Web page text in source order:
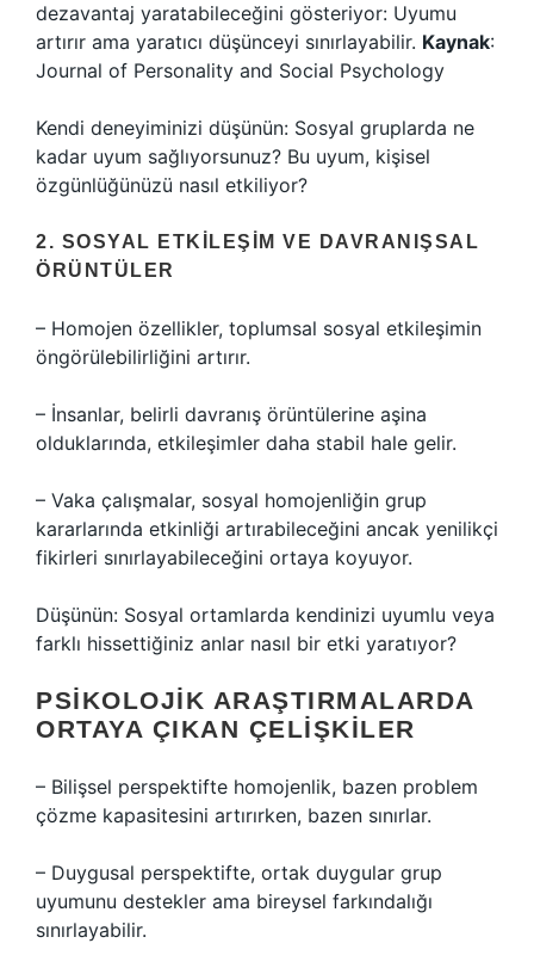
dezavantaj yaratabileceğini gösteriyor: Uyumu
artırır ama yaratıcı düşünceyi sınırlayabilir. Kaynak:
Journal of Personality and Social Psychology
Kendi deneyiminizi düşünün: Sosyal gruplarda ne
kadar uyum sağlıyorsunuz? Bu uyum, kişisel
özgünlüğünüzü nasıl etkiliyor?
2. SOSYAL ETKILEŞIM VE DAVRANIŞSAL
ÖRÜNTÜLER
– Homojen özellikler, toplumsal sosyal etkileşimin
öngörülebilirliğini artırır.
– İnsanlar, belirli davranış örüntülerine aşina
olduklarında, etkileşimler daha stabil hale gelir.
– Vaka çalışmalar, sosyal homojenliğin grup
kararlarında etkinliği artırabileceğini ancak yenilikçi
fikirleri sınırlayabileceğini ortaya koyuyor.
Düşünün: Sosyal ortamlarda kendinizi uyumlu veya
farklı hissettiğiniz anlar nasıl bir etki yaratıyor?
PSIKOLOJIK ARAŞTIRMALARDA
ORTAYA ÇIKAN ÇELIŞKILER
– Bilişsel perspektifte homojenlik, bazen problem
çözme kapasitesini artırırken, bazen sınırlar.
– Duygusal perspektifte, ortak duygular grup
uyumunu destekler ama bireysel farkındalığı
sınırlayabilir.